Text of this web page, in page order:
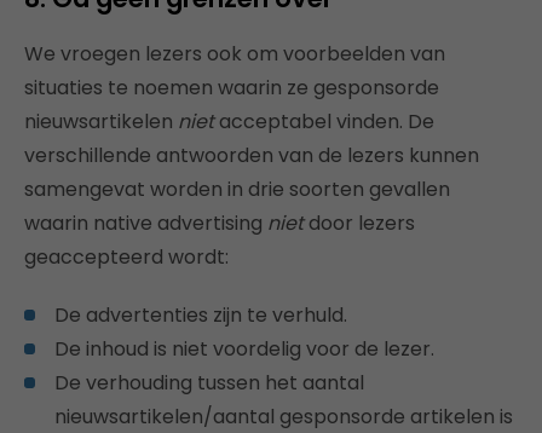
We vroegen lezers ook om voorbeelden van
situaties te noemen waarin ze gesponsorde
nieuwsartikelen nietacceptabel vinden. De
verschillende antwoorden van de lezers kunnen
samengevat worden in drie soorten gevallen
waarin native advertising nietdoor lezers
geaccepteerd wordt:
De advertenties zijn te verhuld.
De inhoud is niet voordelig voor de lezer.
De verhouding tussen het aantal
nieuwsartikelen/aantal gesponsorde artikelen is